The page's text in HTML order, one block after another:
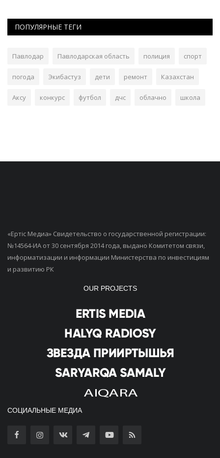
ПОПУЛЯРНЫЕ ТЕГИ
Павлодар Павлодарская область полиция спорт
погода Экибастуз дети ремонт Казахстан
Аксу конкурс футбол дчс облачно школа
«Ертiс Медиа» Свидетельство о государственной регистрации:
№14564-ИА от 30 сентября 2014 года, выдано Комитетом связи,
информатизации и информации Министерства по инвестициям
и развитию РК
OUR PROJECTS
СОЦИАЛЬНЫЕ МЕДИА